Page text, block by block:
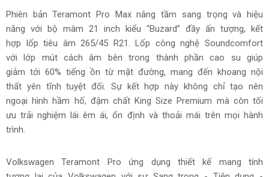
sáng trước và sau, tất cả kết hợp tạo nên hình ảnh đầy cá
tính và sang trọng, dễ nhận diện ngay cả trong bóng tối.
Volkswagen Teramont Pro trang bị bộ mâm 20 inch kiểu
“Ottanta” khỏe khoắn và hiện đại, kết hợp cùng lốp 255/50
R20, mang lại khả năng bám đường vượt trội và ổn định cao
khi vận hành. Sự kết hợp giữa mâm lớn và lốp tỷ lệ hợp lý
không chỉ nâng tầm ngoại hình đầy sang trọng và mạnh mẽ,